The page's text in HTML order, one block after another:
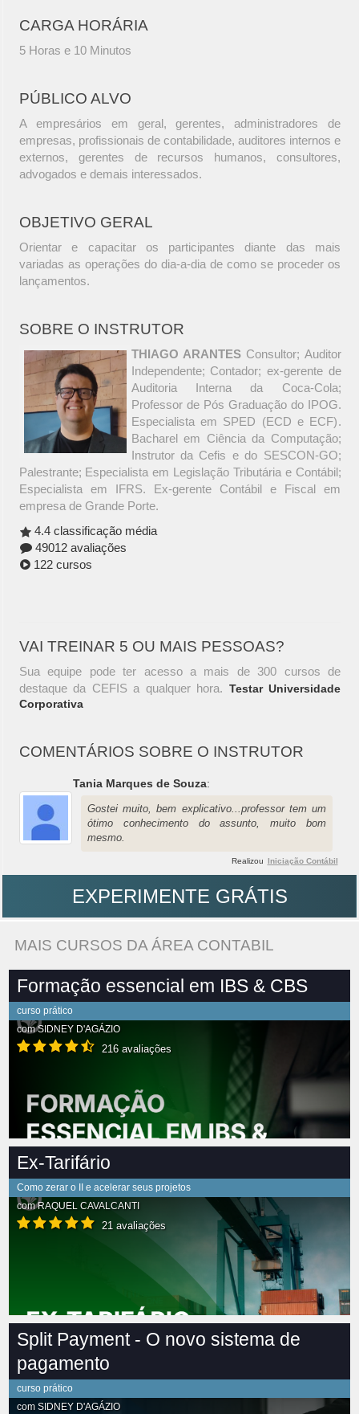
CARGA HORÁRIA
5 Horas e 10 Minutos
PÚBLICO ALVO
A empresários em geral, gerentes, administradores de
empresas, profissionais de contabilidade, auditores internos e
externos, gerentes de recursos humanos, consultores,
advogados e demais interessados.
OBJETIVO GERAL
Orientar e capacitar os participantes diante das mais
variadas as operações do dia-a-dia de como se proceder os
lançamentos.
SOBRE O INSTRUTOR
THIAGO ARANTESConsultor; Auditor
Independente; Contador; ex-gerente de
Auditoria Interna da Coca-Cola;
Professor de Pós Graduação do IPOG.
Especialista em SPED (ECD e ECF).
Bacharel em Ciência da Computação;
Instrutor da Cefis e do SESCON-GO;
Palestrante; Especialista em Legislação Tributária e Contábil;
Especialista em IFRS. Ex-gerente Contábil e Fiscal em
empresa de Grande Porte.
4.4 classificação média
49012 avaliações
122 cursos
VAI TREINAR 5 OU MAIS PESSOAS?
Sua equipe pode ter acesso a mais de 300 cursos de
destaque da CEFIS a qualquer hora. Testar Universidade
Corporativa
COMENTÁRIOS SOBRE O INSTRUTOR
Tania Marques de Souza:
Gostei muito, bem explicativo...professor tem um
ótimo conhecimento do assunto, muito bom
mesmo.
Realizou Iniciação Contábil
EXPERIMENTE GRÁTIS
MAIS CURSOS DA ÁREA CONTABIL
Formação essencial em IBS & CBS
curso prático
comSIDNEY D'AGÁZIO
216 avaliações
Ex-Tarifário
Como zerar o II e acelerar seus projetos
comRAQUEL CAVALCANTI
21 avaliações
Split Payment - O novo sistema de
pagamento
curso prático
com SIDNEY D'AGÁZIO